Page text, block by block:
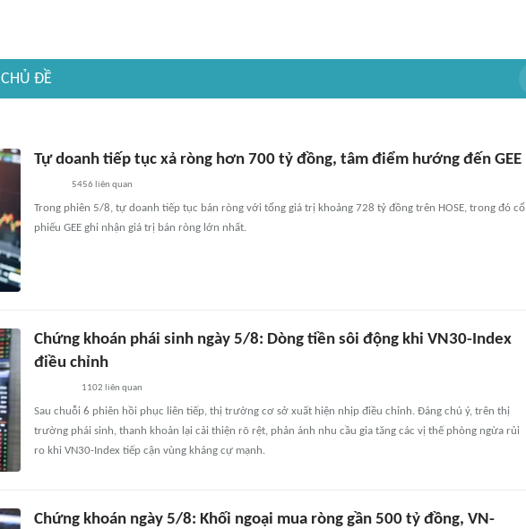
CHỦ ĐỀ
Tự doanh tiếp tục xả ròng hơn 700 tỷ đồng, tâm điểm hướng đến GEE
5456 liên quan
Trong phiên 5/8, tự doanh tiếp tục bán ròng với tổng giá trị khoảng 728 tỷ đồng trên HOSE, trong đó cổ
phiếu GEE ghi nhận giá trị bán ròng lớn nhất.
Chứng khoán phái sinh ngày 5/8: Dòng tiền sôi động khi VN30-Index
điều chỉnh
1102 liên quan
Sau chuỗi 6 phiên hồi phục liên tiếp, thị trường cơ sở xuất hiện nhịp điều chỉnh. Đáng chú ý, trên thị
trường phái sinh, thanh khoản lại cải thiện rõ rệt, phản ánh nhu cầu gia tăng các vị thế phòng ngừa rủi
ro khi VN30-Index tiếp cận vùng kháng cự mạnh.
Chứng khoán ngày 5/8: Khối ngoại mua ròng gần 500 tỷ đồng, VN-